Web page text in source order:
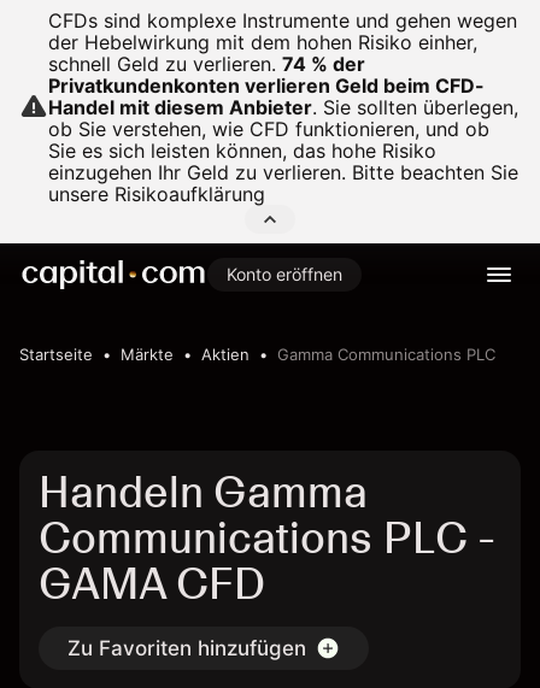
CFDs sind komplexe Instrumente und gehen wegen
der Hebelwirkung mit dem hohen Risiko einher,
schnell Geld zu verlieren. 74 % der
Privatkundenkonten verlieren Geld beim CFD-
Handel mit diesem Anbieter. Sie sollten überlegen,
ob Sie verstehen, wie CFD funktionieren, und ob
Sie es sich leisten können, das hohe Risiko
einzugehen Ihr Geld zu verlieren. Bitte beachten Sie
unsere Risikoaufklärung
Konto eröffnen
Startseite Märkte Aktien Gamma Communications PLC
Handeln Gamma
Communications PLC -
GAMA CFD
Zu Favoriten hinzufügen